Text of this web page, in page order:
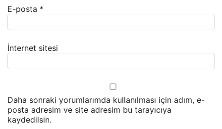
E-posta *
İnternet sitesi
Daha sonraki yorumlarımda kullanılması için adım, e-
posta adresim ve site adresim bu tarayıcıya
kaydedilsin.